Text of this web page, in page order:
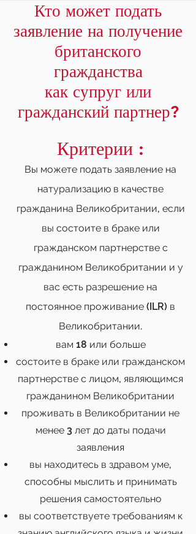
Кто может подать
заявление на получение
британского
гражданства
как супруг или
гражданский партнер?
Критерии :
Вы можете подать заявление на
натурализацию в качестве
гражданина Великобритании, если
вы состоите в браке или
гражданском партнерстве с
гражданином Великобритании и у
вас есть разрешение на
постоянное проживание (ILR) в
Великобритании.
вам 18 или больше
состоите в браке или гражданском
партнерстве с лицом, являющимся
гражданином Великобритании
проживать в Великобритании не
менее 3 лет до даты подачи
заявления
вы находитесь в здравом уме,
способны мыслить и принимать
решения самостоятельно
вы соответствуете требованиям к